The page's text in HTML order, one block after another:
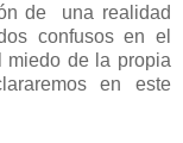
de una realidad
confusos en el
miedo de la propia
en este